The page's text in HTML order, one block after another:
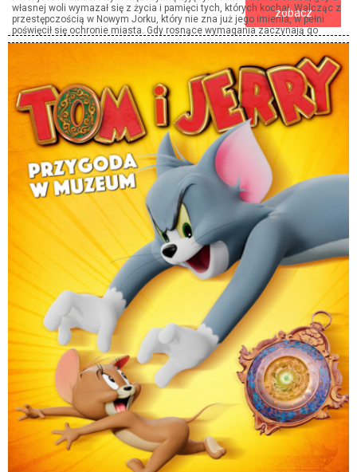
własnej woli wymazał się z życia i pamięci tych, których kochał. Walcząc z
przestępczością w Nowym Jorku, który nie zna już jego imienia, w pełni
poświęcił się ochronie miasta. Gdy rosnące wymagania zaczynają go
przytłaczać, presja wywołuje zaskakującą fizyczną przemianę, która
zagraża jego istnieniu, podczas gdy nowy, niepokojący schemat zbrodni
prowadzi do pojawienia się jednego z najpotężniejszych przeciwników, z
zobacz